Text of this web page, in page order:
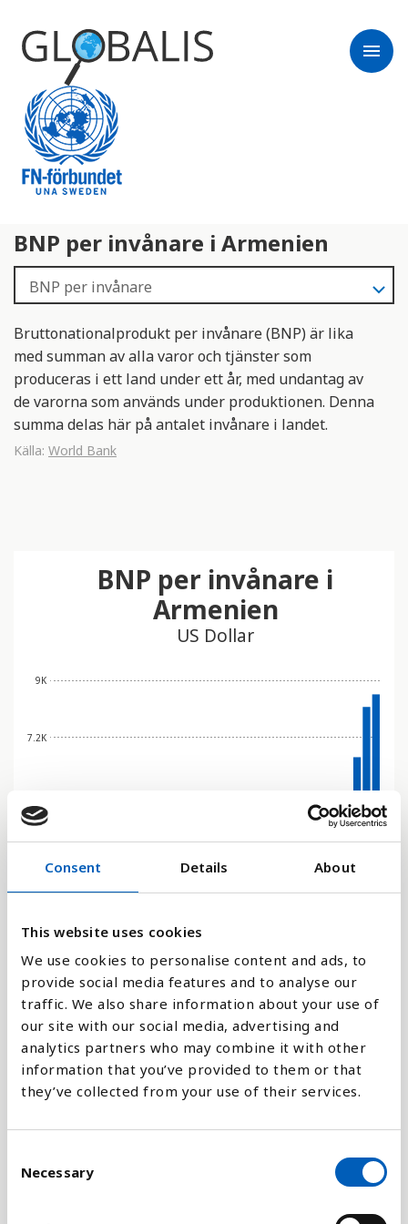
Consent Details About
This website uses cookies
We use cookies to personalise content and ads, to
provide social media features and to analyse our
traffic. We also share information about your use of
our site with our social media, advertising and
analytics partners who may combine it with other
information that you’ve provided to them or that
they’ve collected from your use of their services.
Necessary
menu
BNP per invånare i Armenien
Bruttonationalprodukt per invånare (BNP) är lika
med summan av alla varor och tjänster som
produceras i ett land under ett år, med undantag av
de varorna som används under produktionen. Denna
summa delas här på antalet invånare i landet.
Källa: World Bank
0
7.2K
9K
1990 1992 1994 1996 1998 2000 2002 2004 2006 2008 2010 2012 2014 2016 2018 2020 2022
BNP per invånare i
Armenien
US Dollar
Stapeldiagram
Linje
Platt